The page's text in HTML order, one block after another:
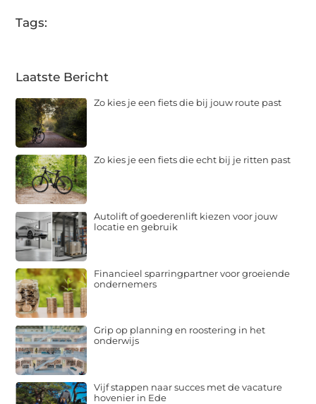
Tags:
Laatste Bericht
Zo kies je een fiets die bij jouw route past
Zo kies je een fiets die echt bij je ritten past
Autolift of goederenlift kiezen voor jouw
locatie en gebruik
Financieel sparringpartner voor groeiende
ondernemers
Grip op planning en roostering in het
onderwijs
Vijf stappen naar succes met de vacature
hovenier in Ede